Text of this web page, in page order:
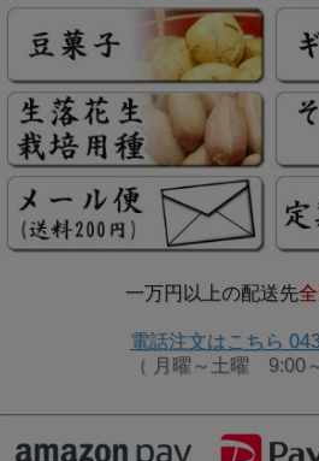
一万円以上の配送先
電話注文はこちら
（ 月曜～土曜 9:00